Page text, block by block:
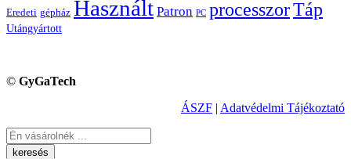
Eredeti gépház Használt Patron PC processzorTáp
Utángyártott
© GyGaTech
ÁSZF | Adatvédelmi Tájékoztató
Keresés